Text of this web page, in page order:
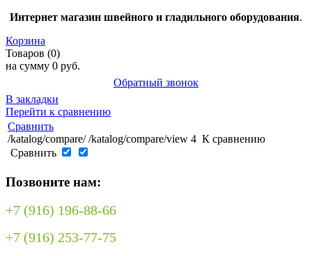
Интернет магазин швейного и гладильного оборудования.
Корзина
Товаров (0)
на сумму 0 руб.
Обратный звонок
В закладки
Перейти к сравнению
Сравнить
/katalog/compare/ /katalog/compare/view 4 К сравнению
Сравнить
Позвоните нам:
+7 (916) 196-88-66
+7 (916) 253-77-75